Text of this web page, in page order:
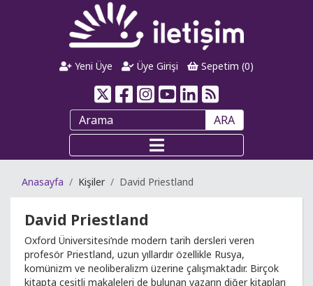
Yeni Üye Üye Girişi Sepetim (0)
ARA
Anasayfa Kişiler David Priestland
David Priestland
Oxford Üniversitesi’nde modern tarih dersleri veren
profesör Priestland, uzun yıllardır özellikle Rusya,
komünizm ve neoliberalizm üzerine çalışmaktadır. Birçok
kitapta çeşitli makaleleri de bulunan yazarın diğer kitapları